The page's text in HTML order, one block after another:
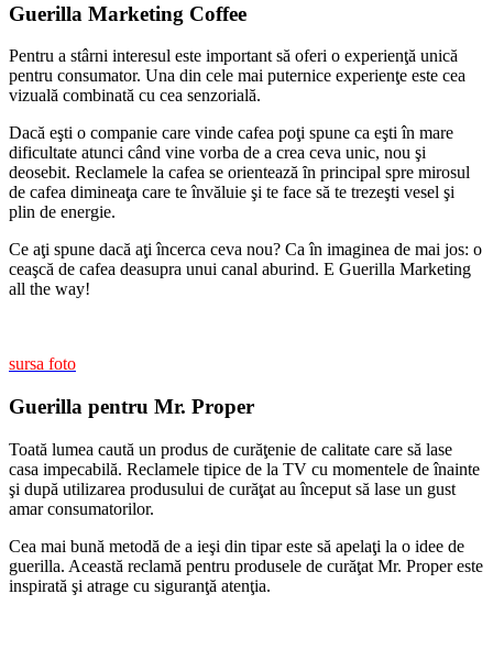
Guerilla Marketing Coffee
Pentru a stârni interesul este important să oferi o experienţă unică
pentru consumator. Una din cele mai puternice experienţe este cea
vizuală combinată cu cea senzorială.
Dacă eşti o companie care vinde cafea poţi spune ca eşti în mare
dificultate atunci când vine vorba de a crea ceva unic, nou şi
deosebit. Reclamele la cafea se orientează ȋn principal spre mirosul
de cafea dimineaţa care te învăluie şi te face să te trezeşti vesel şi
plin de energie.
Ce aţi spune dacă aţi încerca ceva nou? Ca în imaginea de mai jos: o
ceaşcă de cafea deasupra unui canal aburind. E Guerilla Marketing
all the way!
sursa foto
Guerilla pentru Mr. Proper
Toată lumea caută un produs de curăţenie de calitate care să lase
casa impecabilă. Reclamele tipice de la TV cu momentele de înainte
şi după utilizarea produsului de curăţat au început să lase un gust
amar consumatorilor.
Cea mai bună metodă de a ieşi din tipar este să apelaţi la o idee de
guerilla. Această reclamă pentru produsele de curăţat Mr. Proper este
inspirată şi atrage cu siguranţă atenţia.